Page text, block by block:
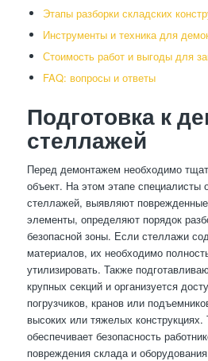
Этапы разборки складских
Инструменты и техника для
Стоимость работ и выгоды для
FAQ: вопросы и ответы
Подготовка к
стеллажей
Перед демонтажем необходимо
объект. На этом этапе специалисты
стеллажей, выявляют
элементы, определяют порядок
безопасной зоны. Если стеллажи
материалов, их необходимо
утилизировать. Также
крупных секций и организуется
погрузчиков, кранов или
высоких или тяжелых конструкциях.
обеспечивает безопасность
повреждения склада и